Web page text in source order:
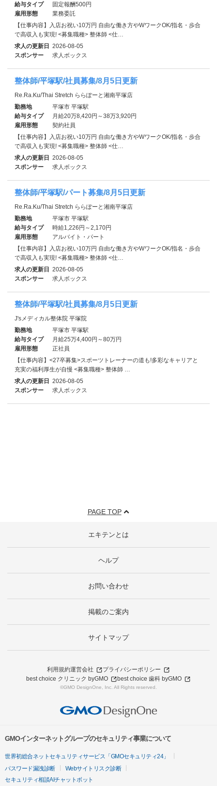
給与タイプ
固定報酬500円
雇用形態
業務委託
【仕事内容】入店お祝い10万円 自由な働き方やWワークOK/指名・歩合
で高収入も実現! <募集職種> 整体師 <仕…
求人の更新日 2026-08-05
スポンサー
求人ボックス
整体師/平塚駅/社員募集/8月5日更新
Re.Ra.Ku/Thai Stretch ららぽーと湘南平塚店
勤務地
平塚市 平塚駅
給与タイプ
月給20万8,420円～38万3,920円
雇用形態
契約社員
【仕事内容】入店お祝い10万円 自由な働き方やWワークOK/指名・歩合
で高収入も実現! <募集職種> 整体師 <仕…
求人の更新日 2026-08-05
スポンサー
求人ボックス
整体師/平塚駅/パート募集/8月5日更新
Re.Ra.Ku/Thai Stretch ららぽーと湘南平塚店
勤務地
平塚市 平塚駅
給与タイプ
時給1,226円～2,170円
雇用形態
アルバイト・パート
【仕事内容】入店お祝い10万円 自由な働き方やWワークOK/指名・歩合
で高収入も実現! <募集職種> 整体師 <仕…
求人の更新日 2026-08-05
スポンサー
求人ボックス
整体師/平塚駅/社員募集/8月5日更新
J'sメディカル整体院 平塚院
勤務地
平塚市 平塚駅
給与タイプ
月給25万4,400円～80万円
雇用形態
正社員
【仕事内容】<27卒募集>スポーツトレーナーの道も!多彩なキャリアと
充実の福利厚生が自慢 <募集職種> 整体師 …
求人の更新日 2026-08-05
スポンサー
求人ボックス
PAGE TOP
エキテンとは
ヘルプ
お問い合わせ
掲載のご案内
サイトマップ
利用規約運営会社
プライバシーポリシー
best choice クリニック byGMO
best choice 歯科 byGMO
©GMO DesignOne, Inc. All Rights reserved.
GMOインターネットグループのセキュリティ事業について
世界初総合ネットセキュリティサービス「GMOセキュリティ24」
パスワード漏洩診断
Webサイトリスク診断
セキュリティ相談AIチャットボット